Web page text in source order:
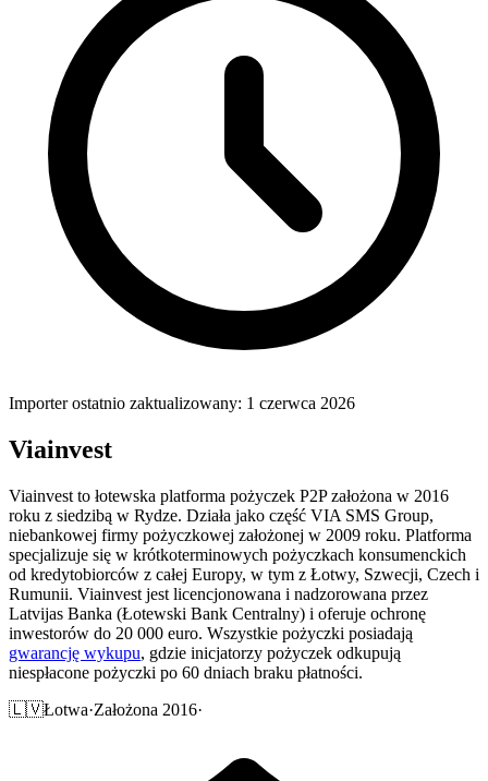
Importer ostatnio zaktualizowany: 1 czerwca 2026
Viainvest
Viainvest to łotewska platforma pożyczek P2P założona w 2016
roku z siedzibą w Rydze. Działa jako część VIA SMS Group,
niebankowej firmy pożyczkowej założonej w 2009 roku. Platforma
specjalizuje się w krótkoterminowych pożyczkach konsumenckich
od kredytobiorców z całej Europy, w tym z Łotwy, Szwecji, Czech i
Rumunii. Viainvest jest licencjonowana i nadzorowana przez
Latvijas Banka (Łotewski Bank Centralny) i oferuje ochronę
inwestorów do 20 000 euro. Wszystkie pożyczki posiadają
gwarancję wykupu, gdzie inicjatorzy pożyczek odkupują
niespłacone pożyczki po 60 dniach braku płatności.
🇱🇻Łotwa·Założona 2016·